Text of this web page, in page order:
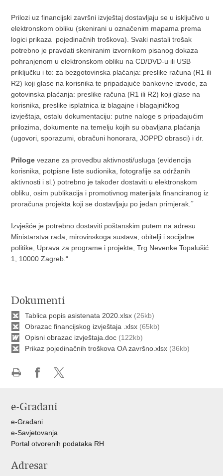
Prilozi uz financijski završni izvještaj dostavljaju se u isključivo u
elektronskom obliku (skenirani u označenim mapama prema
logici prikaza pojedinačnih troškova). Svaki nastali trošak
potrebno je pravdati skeniranim izvornikom pisanog dokaza
pohranjenom u elektronskom obliku na CD/DVD-u ili USB
priključku i to: za bezgotovinska plaćanja: preslike računa (R1 ili
R2) koji glase na korisnika te pripadajuće bankovne izvode, za
gotovinska plaćanja: preslike računa (R1 ili R2) koji glase na
korisnika, preslike isplatnica iz blagajne i blagajničkog
izvještaja, ostalu dokumentaciju: putne naloge s pripadajućim
prilozima, dokumente na temelju kojih su obavljana plaćanja
(ugovori, sporazumi, obračuni honorara, JOPPD obrasci) i dr.
Prilogevezane za provedbu aktivnosti/usluga (evidencija
korisnika, potpisne liste sudionika, fotografije sa održanih
aktivnosti i sl.) potrebno je također dostaviti u elektronskom
obliku, osim publikacija i promotivnog materijala financiranog iz
proračuna projekta koji se dostavljaju po jedan primjerak.˝
Izvješće je potrebno dostaviti poštanskim putem na adresu
Ministarstva rada, mirovinskoga sustava, obitelji i socijalne
politike, Uprava za programe i projekte, Trg Nevenke Topalušić
1, 10000 Zagreb.“
Dokumenti
Tablica popis asistenata 2020.xlsx (26kb)
Obrazac financijskog izvještaja .xlsx (65kb)
Opisni obrazac izvještaja.doc (122kb)
Prikaz pojedinačnih troškova OA završno.xlsx (36kb)
Facebooku
X-
e-Građani
e-Građani
e-Savjetovanja
Portal otvorenih podataka RH
Adresar